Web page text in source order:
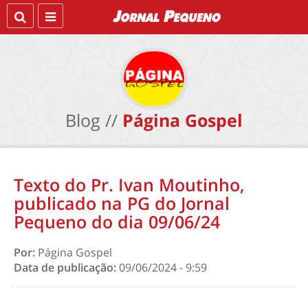
Blog // Página Gospel
Texto do Pr. Ivan Moutinho,
publicado na PG do Jornal
Pequeno do dia 09/06/24
Por: Página Gospel
Data de publicação:09/06/2024 - 9:59